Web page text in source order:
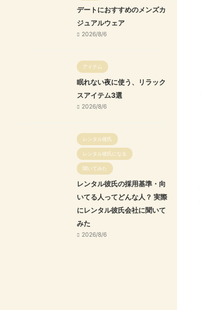
デートにおすすめのメンズカ
ジュアルウェア
2026/8/6
アイテム
眠れない夜に使う、リラック
スアイテム3選
2026/8/6
レンタル彼氏
レンタル彼氏になる
聞いてみた
レンタル彼氏の採用基準・向
いてる人ってどんな人？ 実際
にレンタル彼氏会社に聞いて
みた
2026/8/6